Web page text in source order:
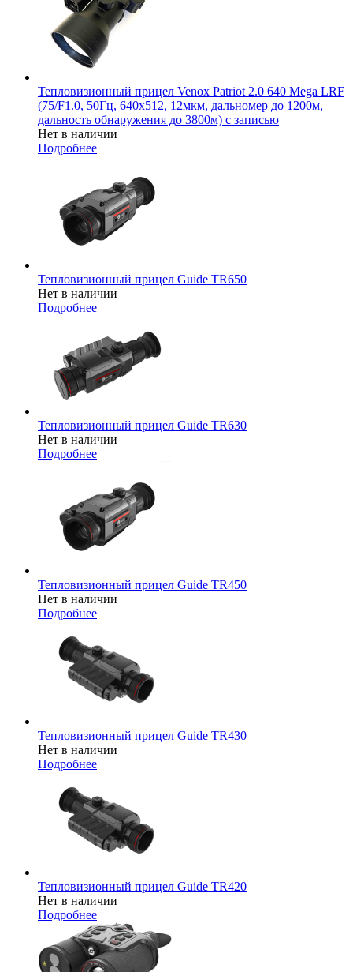
Тепловизионный прицел Venox Patriot 2.0 640 Mega LRF
(75/F1.0, 50Гц, 640х512, 12мкм, дальномер до 1200м,
дальность обнаружения до 3800м) с записью
Нет в наличии
Подробнее
Тепловизионный прицел Guide TR650
Нет в наличии
Подробнее
Тепловизионный прицел Guide TR630
Нет в наличии
Подробнее
Тепловизионный прицел Guide TR450
Нет в наличии
Подробнее
Тепловизионный прицел Guide TR430
Нет в наличии
Подробнее
Тепловизионный прицел Guide TR420
Нет в наличии
Подробнее